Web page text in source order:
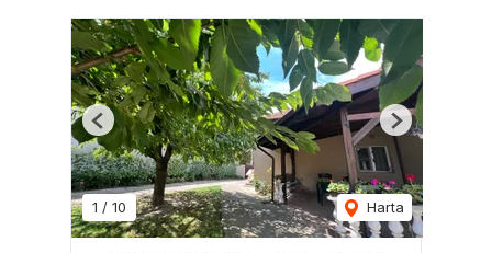
1 / 10 Harta
Previous Next